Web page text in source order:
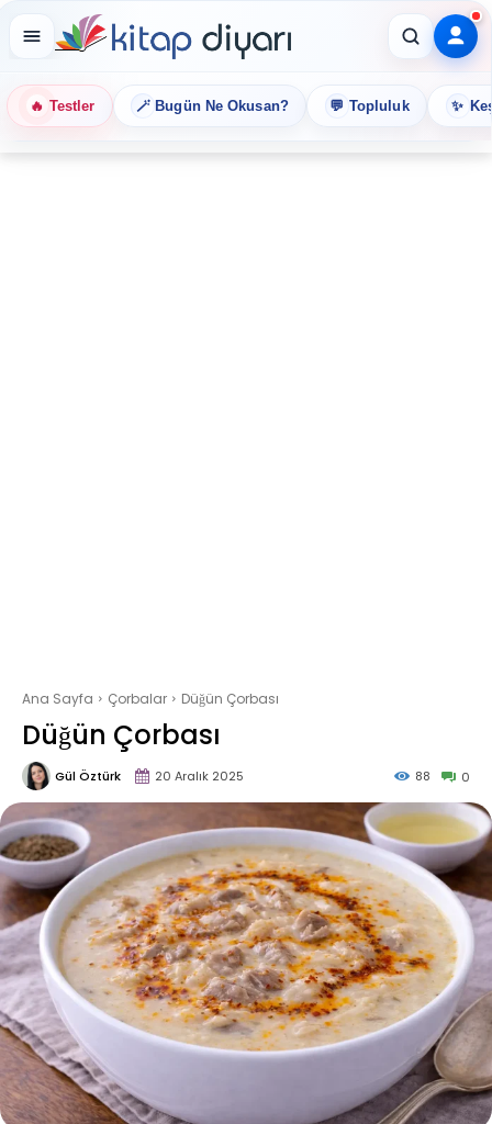
🔥 Testler 🪄 Bugün Ne Okusan? 💬 Topluluk ✨
Ana Sayfa Çorbalar Düğün Çorbası
Düğün Çorbası
Gül Öztürk 20 Aralık 2025 0
88